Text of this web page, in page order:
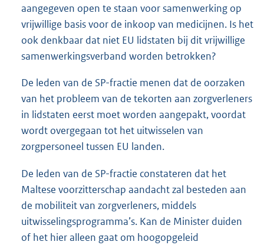
aangegeven open te staan voor samenwerking op
vrijwillige basis voor de inkoop van medicijnen. Is het
ook denkbaar dat niet EU lidstaten bij dit vrijwillige
samenwerkingsverband worden betrokken?
De leden van de SP-fractie menen dat de oorzaken
van het probleem van de tekorten aan zorgverleners
in lidstaten eerst moet worden aangepakt, voordat
wordt overgegaan tot het uitwisselen van
zorgpersoneel tussen EU landen.
De leden van de SP-fractie constateren dat het
Maltese voorzitterschap aandacht zal besteden aan
de mobiliteit van zorgverleners, middels
uitwisselingsprogramma’s. Kan de Minister duiden
of het hier alleen gaat om hoogopgeleid